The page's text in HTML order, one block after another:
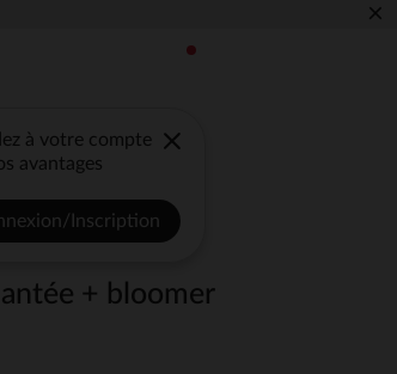
×
à votre compte
avantages
Inscription
+ bloomer